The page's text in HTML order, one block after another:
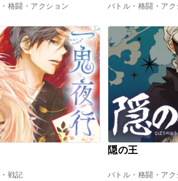
格闘・アクション バトル・格闘・ア
戦記
隠の王
バトル・格闘・ア